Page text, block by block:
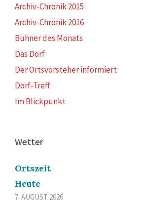
Archiv-Chronik 2015
Archiv-Chronik 2016
Bühner des Monats
Das Dorf
Der Ortsvorsteher informiert
Dorf-Treff
Im Blickpunkt
Wetter
Ortszeit
Heute
7. AUGUST 2026